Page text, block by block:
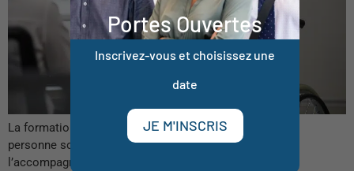
La formation de psychopathologie est destinée à toute
personne souhaitant se professionnaliser dans
l’accompagnement de la personne et approfondir ses
Portes Ouvertes
Inscrivez-vous et choisissez une
date
JE M'INSCRIS